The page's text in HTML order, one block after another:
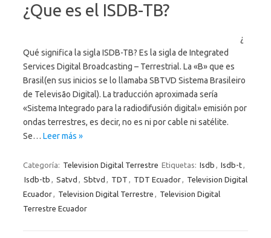
¿Que es el ISDB-TB?
¿
Qué significa la sigla ISDB-TB? Es la sigla de Integrated
Services Digital Broadcasting – Terrestrial. La «B» que es
Brasil(en sus inicios se lo llamaba SBTVD Sistema Brasileiro
de Televisão Digital). La traducción aproximada sería
«Sistema Integrado para la radiodifusión digital» emisión por
ondas terrestres, es decir, no es ni por cable ni satélite.
Se… Leer más »
Categoría: Television Digital Terrestre Etiquetas: Isdb , Isdb-t,
Isdb-tb , Satvd , Sbtvd , TDT , TDT Ecuador, Television Digital
Ecuador, Television Digital Terrestre , Television Digital
Terrestre Ecuador